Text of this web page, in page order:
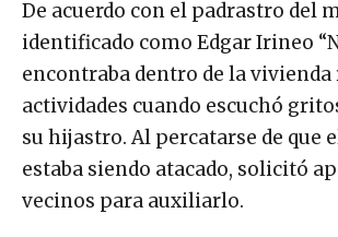
De acuerdo con el padrastro del
identificado como Edgar Irineo
encontraba dentro de la vivienda
actividades cuando escuchó
su hijastro. Al percatarse de que
estaba siendo atacado, solicitó
vecinos para auxiliarlo.